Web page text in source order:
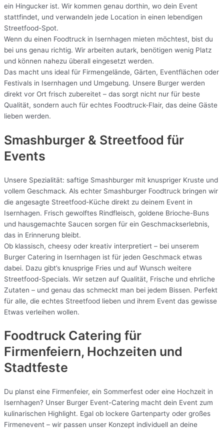
ein Hingucker ist. Wir kommen genau dorthin, wo dein Event
stattfindet, und verwandeln jede Location in einen lebendigen
Streetfood-Spot.
Wenn du einen Foodtruck in Isernhagen mieten möchtest, bist du
bei uns genau richtig. Wir arbeiten autark, benötigen wenig Platz
und können nahezu überall eingesetzt werden.
Das macht uns ideal für Firmengelände, Gärten, Eventflächen oder
Festivals in Isernhagen und Umgebung. Unsere Burger werden
direkt vor Ort frisch zubereitet – das sorgt nicht nur für beste
Qualität, sondern auch für echtes Foodtruck-Flair, das deine Gäste
lieben werden.
Smashburger & Streetfood für
Events
Unsere Spezialität: saftige Smashburger mit knuspriger Kruste und
vollem Geschmack. Als echter Smashburger Foodtruck bringen wir
die angesagte Streetfood-Küche direkt zu deinem Event in
Isernhagen. Frisch gewolftes Rindfleisch, goldene Brioche-Buns
und hausgemachte Saucen sorgen für ein Geschmackserlebnis,
das in Erinnerung bleibt.
Ob klassisch, cheesy oder kreativ interpretiert – bei unserem
Burger Catering in Isernhagen ist für jeden Geschmack etwas
dabei. Dazu gibt’s knusprige Fries und auf Wunsch weitere
Streetfood-Specials. Wir setzen auf Qualität, Frische und ehrliche
Zutaten – und genau das schmeckt man bei jedem Bissen. Perfekt
für alle, die echtes Streetfood lieben und ihrem Event das gewisse
Etwas verleihen wollen.
Foodtruck Catering für
Firmenfeiern, Hochzeiten und
Stadtfeste
Du planst eine Firmenfeier, ein Sommerfest oder eine Hochzeit in
Isernhagen? Unser Burger Event-Catering macht dein Event zum
kulinarischen Highlight. Egal ob lockere Gartenparty oder großes
Firmenevent – wir passen unser Konzept individuell an deine